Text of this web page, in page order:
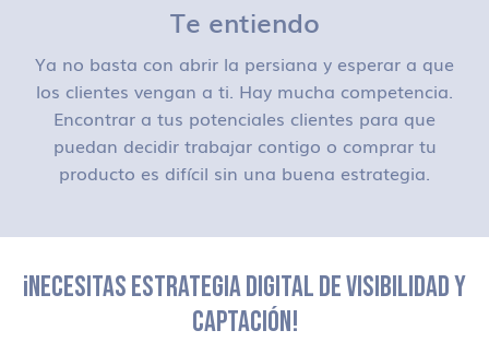
Te entiendo
Ya no basta con abrir la persiana y esperar a que
los clientes vengan a ti. Hay mucha competencia.
Encontrar a tus potenciales clientes para que
puedan decidir trabajar contigo o comprar tu
producto es difícil sin una buena estrategia.
¡NECESITAS ESTRATEGIA DIGITAL DE VISIBILIDAD Y
CAPTACIÓN!